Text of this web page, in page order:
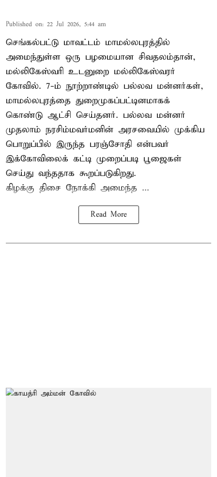
Published on: 22 Jul 2026, 5:44 am
செங்கல்பட்டு மாவட்டம் மாமல்லபுரத்தில்
அமைந்துள்ள ஒரு பழமையான சிவதலம்தான்,
மல்லிகேஸ்வரி உடனுறை மல்லிகேஸ்வரர்
கோவில். 7-ம் நூற்றாண்டில் பல்லவ மன்னர்கள்,
மாமல்லபுரத்தை துறைமுகப்பட்டினமாகக்
கொண்டு ஆட்சி செய்தனர். பல்லவ மன்னர்
முதலாம் நரசிம்மவர்மனின் அரசவையில் முக்கிய
பொறுப்பில் இருந்த பரஞ்சோதி என்பவர்
இக்கோவிலைக் கட்டி முறைப்படி பூஜைகள்
செய்து வந்ததாக கூறப்படுகிறது.
கிழக்கு திசை நோக்கி அமைந்த ...
Read More